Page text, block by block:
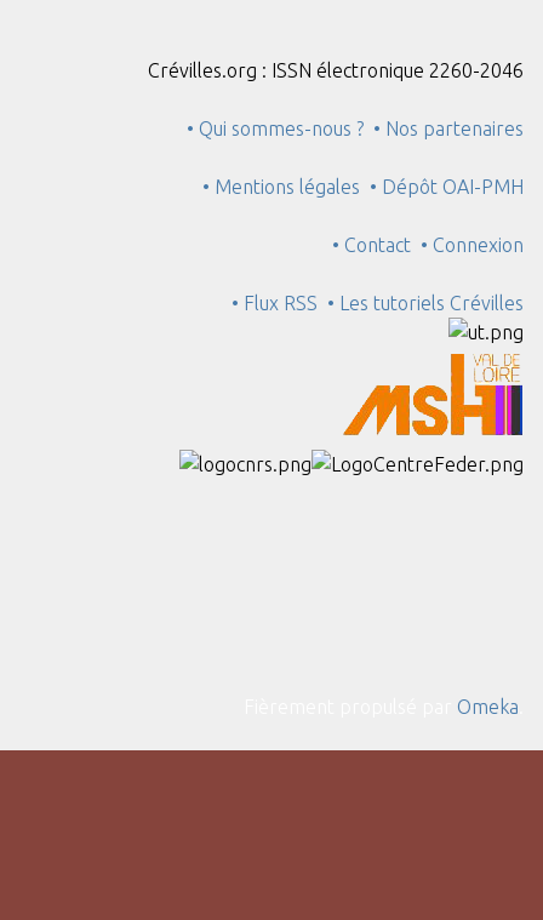
Crévilles.org : ISSN électronique 2260-2046
• Qui sommes-nous ? • Nos partenaires
• Mentions légales • Dépôt OAI-PMH
• Contact • Connexion
• Flux RSS • Les tutoriels Crévilles
Omeka